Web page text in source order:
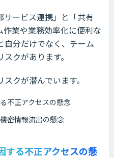
サービス連携」と「共有
業や業務効率化に便利な
自分だけでなく、チーム
クがあります。
クが潜んでいます。
不正アクセスの懸念
密情報流出の懸念
する不正アクセスの懸